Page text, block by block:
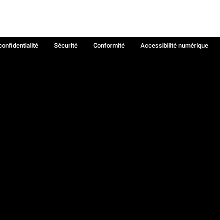
Sécurité Conformité
Accessibilité numérique